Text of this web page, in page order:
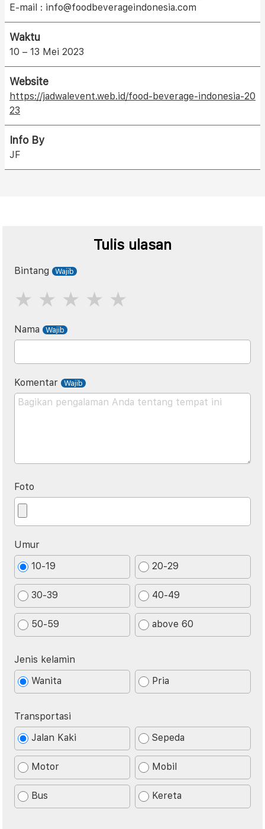
E-mail : info@foodbeverageindonesia.com
Waktu
10 – 13 Mei 2023
Website
https://jadwalevent.web.id/food-beverage-indonesia-20
23
Info By
JF
Tulis ulasan
Bintang
Nama
Komentar
Foto
Umur
10-19
20-29
30-39 40-49
50-59 above 60
Jenis kelamin
Wanita
Pria
Transportasi
Jalan Kaki
Sepeda
Motor Mobil
Bus Kereta